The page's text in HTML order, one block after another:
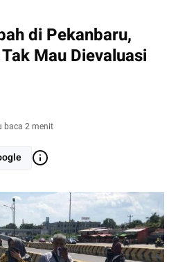
di Pekanbaru,
Mau Dievaluasi
baca 2 menit